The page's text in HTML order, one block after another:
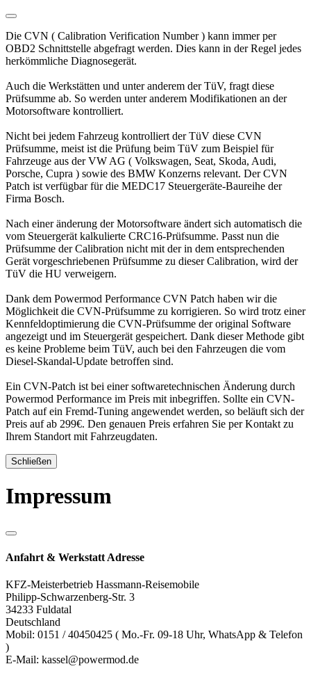
Die CVN ( Calibration Verification Number ) kann immer per
OBD2 Schnittstelle abgefragt werden. Dies kann in der Regel jedes
herkömmliche Diagnosegerät.
Auch die Werkstätten und unter anderem der TüV, fragt diese
Prüfsumme ab. So werden unter anderem Modifikationen an der
Motorsoftware kontrolliert.
Nicht bei jedem Fahrzeug kontrolliert der TüV diese CVN
Prüfsumme, meist ist die Prüfung beim TüV zum Beispiel für
Fahrzeuge aus der VW AG ( Volkswagen, Seat, Skoda, Audi,
Porsche, Cupra ) sowie des BMW Konzerns relevant. Der CVN
Patch ist verfügbar für die MEDC17 Steuergeräte-Baureihe der
Firma Bosch.
Nach einer änderung der Motorsoftware ändert sich automatisch die
vom Steuergerät kalkulierte CRC16-Prüfsumme. Passt nun die
Prüfsumme der Calibration nicht mit der in dem entsprechenden
Gerät vorgeschriebenen Prüfsumme zu dieser Calibration, wird der
TüV die HU verweigern.
Dank dem Powermod Performance CVN Patch haben wir die
Möglichkeit die CVN-Prüfsumme zu korrigieren. So wird trotz einer
Kennfeldoptimierung die CVN-Prüfsumme der original Software
angezeigt und im Steuergerät gespeichert. Dank dieser Methode gibt
es keine Probleme beim TüV, auch bei den Fahrzeugen die vom
Diesel-Skandal-Update betroffen sind.
Ein CVN-Patch ist bei einer softwaretechnischen Änderung durch
Powermod Performance im Preis mit inbegriffen. Sollte ein CVN-
Patch auf ein Fremd-Tuning angewendet werden, so beläuft sich der
Preis auf ab 299€. Den genauen Preis erfahren Sie per Kontakt zu
Ihrem Standort mit Fahrzeugdaten.
Schließen
Impressum
Anfahrt & Werkstatt Adresse
KFZ-Meisterbetrieb Hassmann-Reisemobile
Philipp-Schwarzenberg-Str. 3
34233 Fuldatal
Deutschland
Mobil: 0151 / 40450425 ( Mo.-Fr. 09-18 Uhr, WhatsApp & Telefon
)
E-Mail: kassel@powermod.de